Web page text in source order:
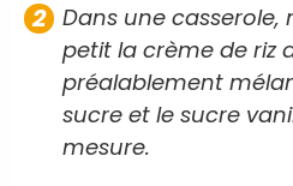
Dans une casserole,
petit la crème de riz
préalablement
sucre et le sucre
mesure.